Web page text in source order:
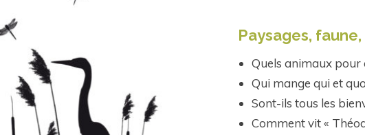
Paysages,
Quels animaux pour
Qui mange qui et
Sont-ils tous les
Comment vit «